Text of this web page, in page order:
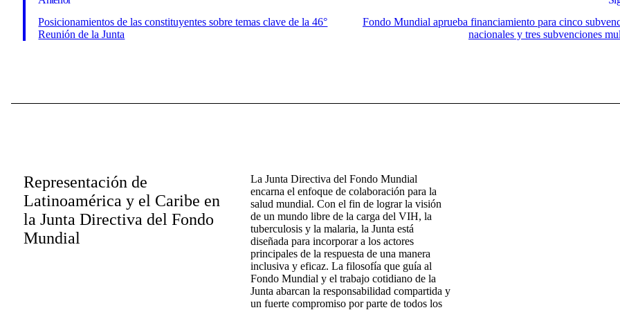
Posicionamientos de las constituyentes sobre temas clave de la 46°
Reunión de la Junta
Fondo Mundial aprueba financiamiento para cinco
nacionales y tres subvenciones
Representación de
Latinoamérica y el Caribe en
la Junta Directiva del Fondo
Mundial
La Junta Directiva del Fondo Mundial
encarna el enfoque de colaboración para la
salud mundial. Con el fin de lograr la visión
de un mundo libre de la carga del VIH, la
tuberculosis y la malaria, la Junta está
diseñada para incorporar a los actores
principales de la respuesta de una manera
inclusiva y eficaz. La filosofía que guía al
Fondo Mundial y el trabajo cotidiano de la
Junta abarcan la responsabilidad compartida y
un fuerte compromiso por parte de todos los